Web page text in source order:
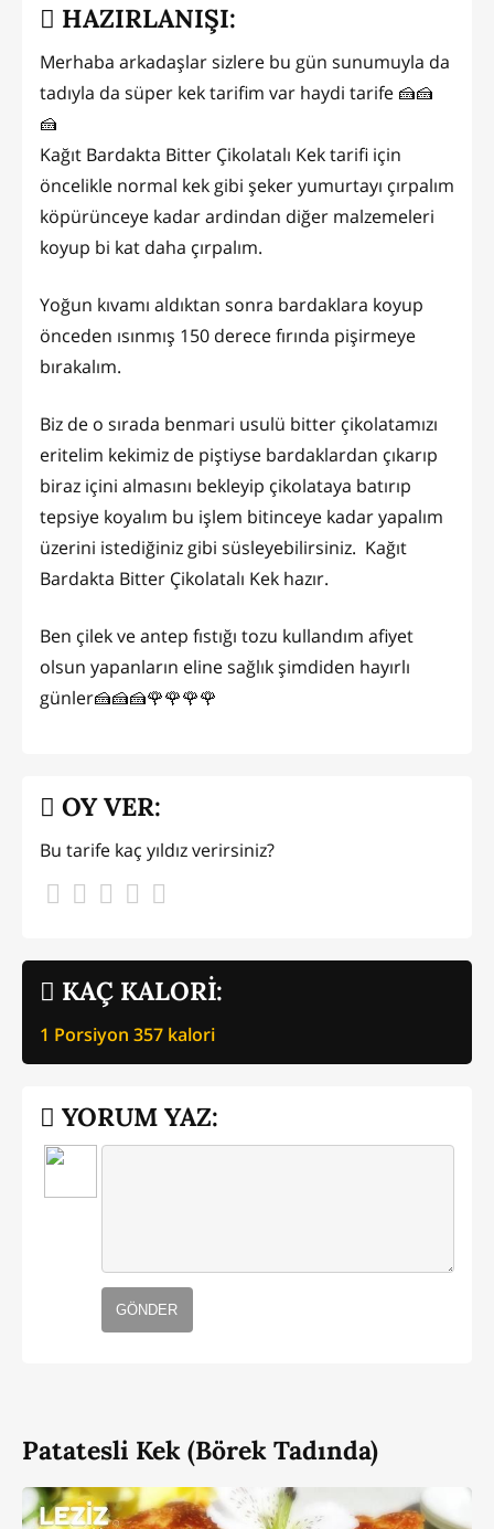
HAZIRLANIŞI:
Merhaba arkadaşlar sizlere bu gün sunumuyla da
tadıyla da süper kek tarifim var haydi tarife 🍰🍰
🍰
Kağıt Bardakta Bitter Çikolatalı Kek tarifi için
öncelikle normal kek gibi şeker yumurtayı çırpalım
köpürünceye kadar ardindan diğer malzemeleri
koyup bi kat daha çırpalım.
Yoğun kıvamı aldıktan sonra bardaklara koyup
önceden ısınmış 150 derece fırında pişirmeye
bırakalım.
Biz de o sırada benmari usulü bitter çikolatamızı
eritelim kekimiz de piştiyse bardaklardan çıkarıp
biraz içini almasını bekleyip çikolataya batırıp
tepsiye koyalım bu işlem bitinceye kadar yapalım
üzerini istediğiniz gibi süsleyebilirsiniz. Kağıt
Bardakta Bitter Çikolatalı Kek hazır.
Ben çilek ve antep fıstığı tozu kullandım afiyet
olsun yapanların eline sağlık şimdiden hayırlı
günler🍰🍰🍰🌹🌹🌹🌹
KAÇ KALORİ:
1 Porsiyon 357 kalori
OY VER:
Bu tarife kaç yıldız verirsiniz?
YORUM YAZ:
GÖNDER
Patatesli Kek (Börek Tadında)